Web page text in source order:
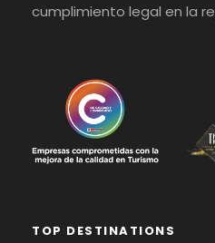
cumplimiento legal en la
TOP DESTINATIONS